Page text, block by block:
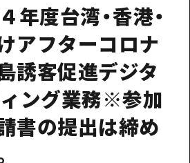
年度台湾・香港・
アフターコロナ
誘客促進デジタ
ング業務※参加
書の提出は締め